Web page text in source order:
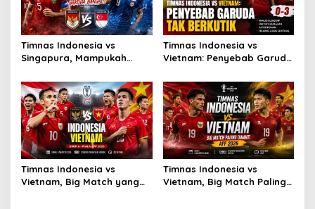
Timnas Indonesia vs
Singapura, Mampukah
Timnas Indonesia vs
Vietnam: Penyebab Garuda
Timnas Indonesia vs
Vietnam, Big Match yang
Timnas Indonesia vs
Vietnam, Big Match Paling